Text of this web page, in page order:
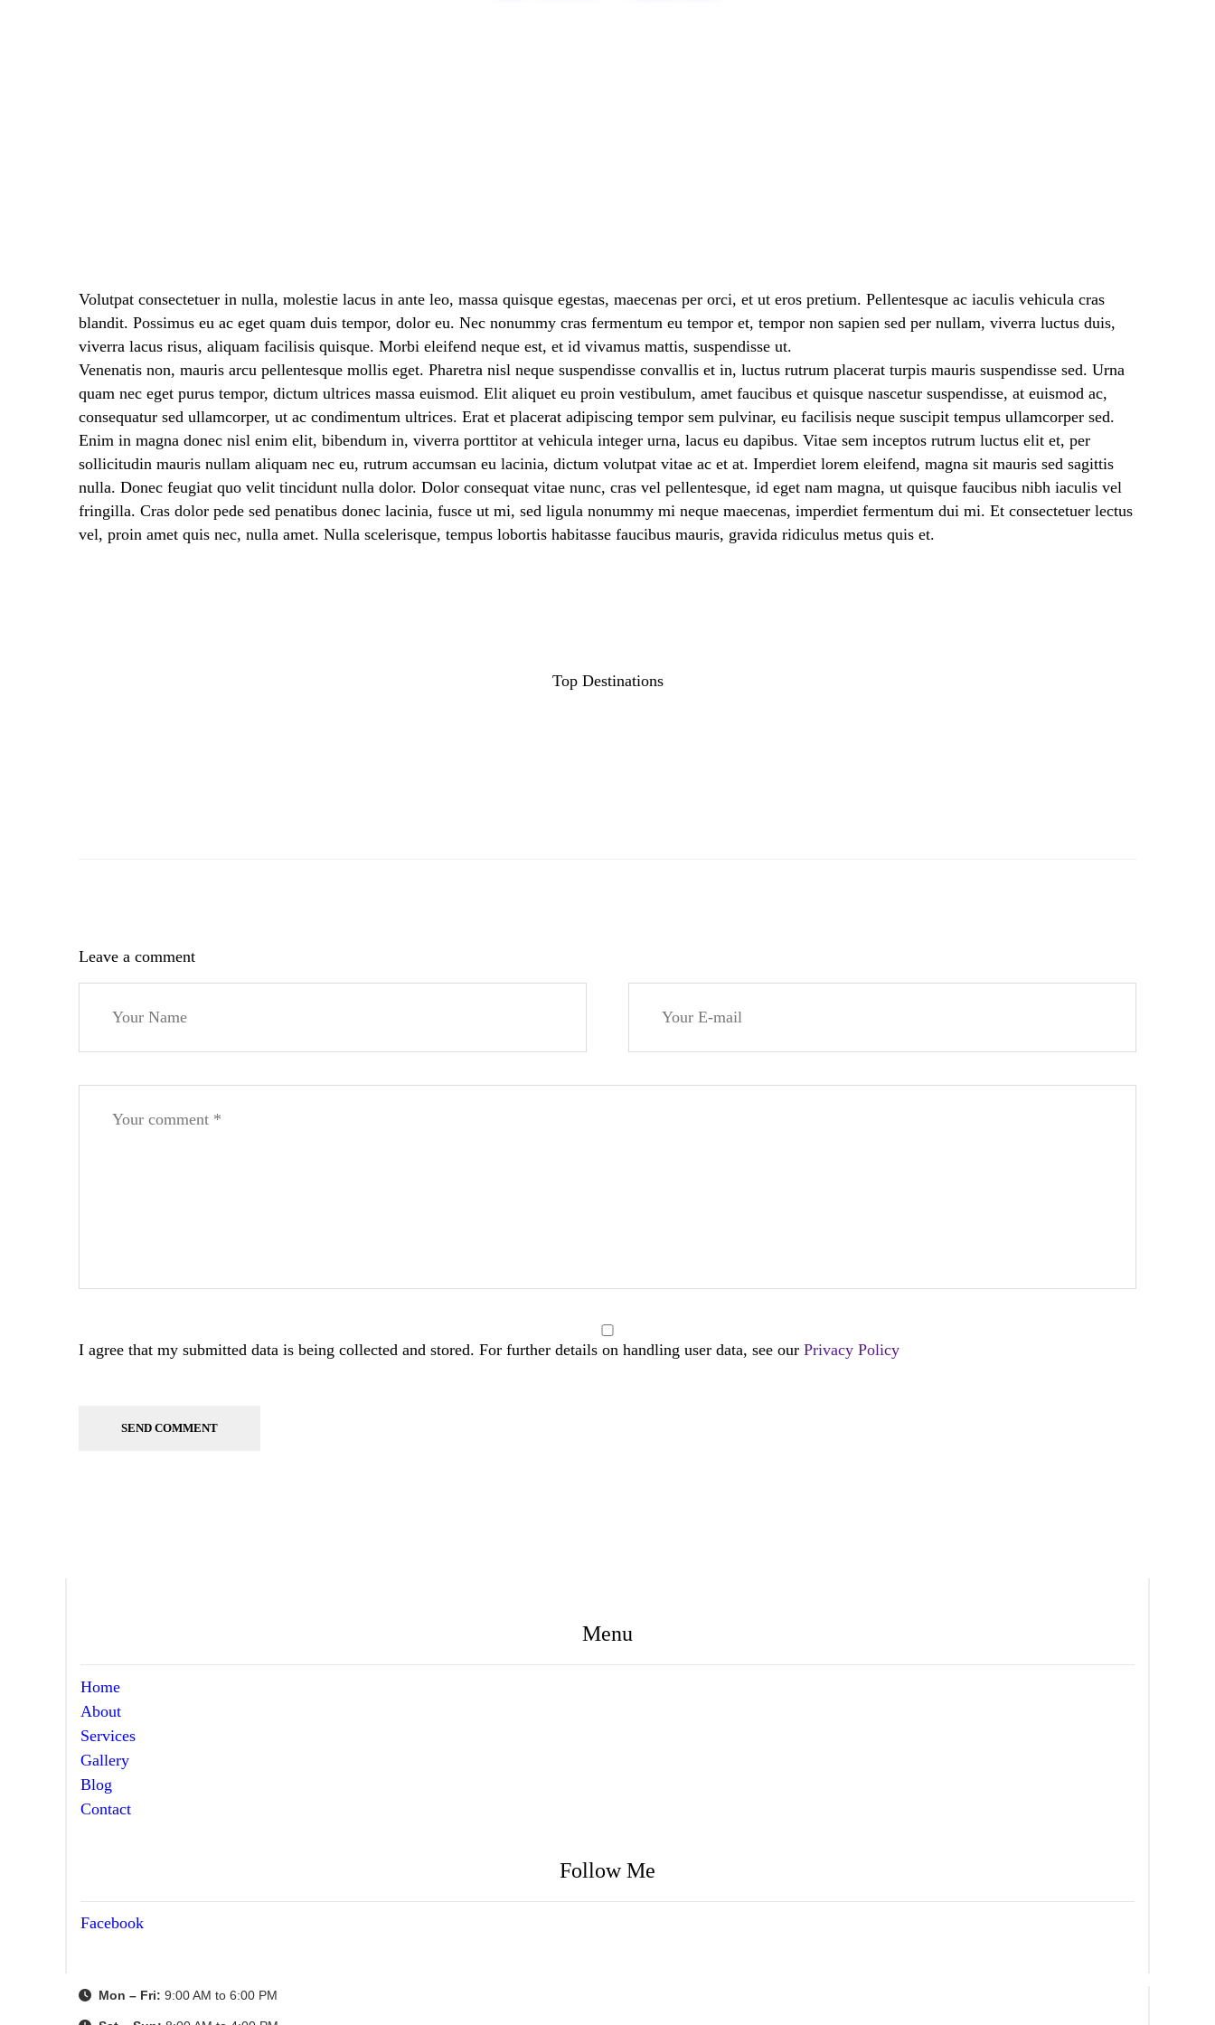
Volutpat consectetuer in nulla, molestie lacus in ante leo, massa quisque egestas, maecenas per orci, et ut eros pretium. Pellentesque ac iaculis vehicula cras
blandit. Possimus eu ac eget quam duis tempor, dolor eu. Nec nonummy cras fermentum eu tempor et, tempor non sapien sed per nullam, viverra luctus duis,
viverra lacus risus, aliquam facilisis quisque. Morbi eleifend neque est, et id vivamus mattis, suspendisse ut.
Venenatis non, mauris arcu pellentesque mollis eget. Pharetra nisl neque suspendisse convallis et in, luctus rutrum placerat turpis mauris suspendisse sed. Urna
quam nec eget purus tempor, dictum ultrices massa euismod. Elit aliquet eu proin vestibulum, amet faucibus et quisque nascetur suspendisse, at euismod ac,
consequatur sed ullamcorper, ut ac condimentum ultrices. Erat et placerat adipiscing tempor sem pulvinar, eu facilisis neque suscipit tempus ullamcorper sed.
Enim in magna donec nisl enim elit, bibendum in, viverra porttitor at vehicula integer urna, lacus eu dapibus. Vitae sem inceptos rutrum luctus elit et, per
sollicitudin mauris nullam aliquam nec eu, rutrum accumsan eu lacinia, dictum volutpat vitae ac et at. Imperdiet lorem eleifend, magna sit mauris sed sagittis
nulla. Donec feugiat quo velit tincidunt nulla dolor. Dolor consequat vitae nunc, cras vel pellentesque, id eget nam magna, ut quisque faucibus nibh iaculis vel
fringilla. Cras dolor pede sed penatibus donec lacinia, fusce ut mi, sed ligula nonummy mi neque maecenas, imperdiet fermentum dui mi. Et consectetuer lectus
vel, proin amet quis nec, nulla amet. Nulla scelerisque, tempus lobortis habitasse faucibus mauris, gravida ridiculus metus quis et.
Top Destinations
Leave a comment
I agree that my submitted data is being collected and stored. For further details on handling user data, see our Privacy Policy
Menu
Home
About
Services
Gallery
Blog
Contact
Follow Me
Facebook
Mon – Fri: 9:00 AM to 6:00 PM